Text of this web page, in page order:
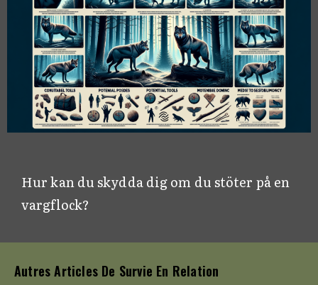
Hur kan du skydda dig om du stöter på en
vargflock?
Autres Articles De Survie En Relation